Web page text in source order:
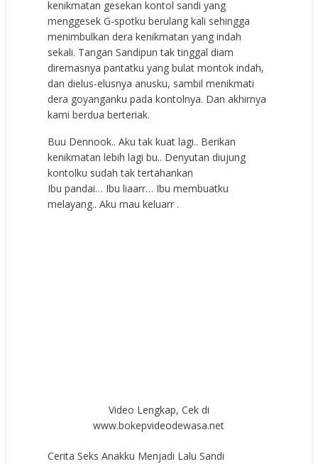
kenikmatan gesekan kontol sandi yang
menggesek G-spotku berulang kali sehingga
menimbulkan dera kenikmatan yang indah
sekali. Tangan Sandipun tak tinggal diam
diremasnya pantatku yang bulat montok indah,
dan dielus-elusnya anusku, sambil menikmati
dera goyanganku pada kontolnya. Dan akhirnya
kami berdua berteriak.
Buu Dennook.. Aku tak kuat lagi.. Berikan
kenikmatan lebih lagi bu.. Denyutan diujung
kontolku sudah tak tertahankan
Ibu pandai… Ibu liaarr… Ibu membuatku
melayang.. Aku mau keluarr .
Video Lengkap, Cek di
www.bokepvideodewasa.net
Cerita Seks Anakku Menjadi Lalu Sandi